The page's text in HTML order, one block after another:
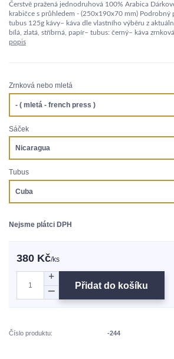
Čerstvě pražená jednodruhová 100% Arabica
krabičce s průhledem - (250x190x70 mm) Podrobný
tubus 125g kávy– káva dle vlastního výběru z
bílá, zlatá, stříbrná, papír– tubus: černý– káva
popis
Zrnková nebo mletá
Sáček
Tubus
Nejsme plátci DPH
380 Kč/ks
Přidat do košíku
Číslo produktu: -244